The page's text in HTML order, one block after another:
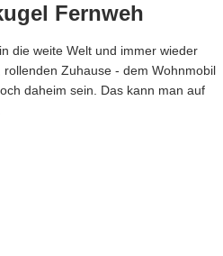
Fernweh
die weite Welt und immer wieder
Zuhause - dem Wohnmobil
daheim sein. Das kann man auf